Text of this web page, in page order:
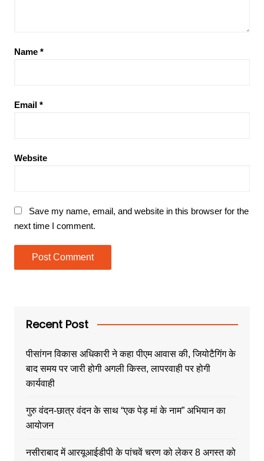
Name *
Email *
Website
Save my name, email, and website in this browser for the
next time I comment.
Recent Post
पीसांगन विकास अधिकारी ने कहा पीएम आवास की, जियोटैगिंग के
बाद समय पर जारी होगी अगली किस्त, लापरवाही पर होगी
कार्यवाही
गुरु वंदन-छात्र वंदन के साथ “एक पेड़ मां के नाम” अभियान का
आयोजन
नसीराबाद में आरयूआईडीपी के पांचवें चरण को लेकर 8 अगस्त को